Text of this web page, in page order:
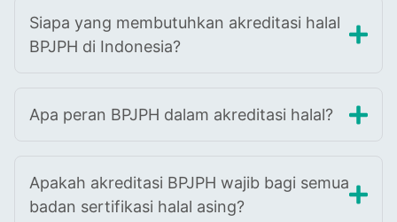
Siapa yang membutuhkan akreditasi halal
BPJPH di Indonesia?
Apa peran BPJPH dalam akreditasi halal?
Apakah akreditasi BPJPH wajib bagi semua
badan sertifikasi halal asing?